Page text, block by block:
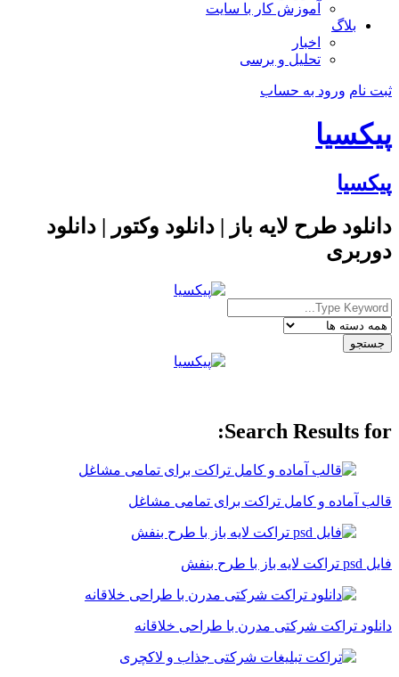
آموزش کار با سایت
بلاگ
اخبار
تحلیل و برسی
ثبت نام ورود به حساب
پیکسیا
پیکسیا
دانلود طرح لایه باز | دانلود وکتور | دانلود
دوربری
Search Results for:
قالب آماده و کامل تراکت برای تمامی مشاغل
فایل psd تراکت لایه باز با طرح بنفش
دانلود تراکت شرکتی مدرن با طراحی خلاقانه